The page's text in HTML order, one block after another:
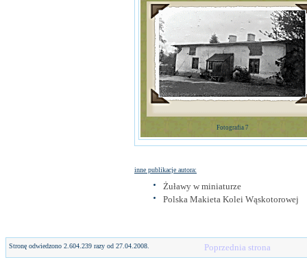
Fotografia 7
inne publikacje autora:
Żuławy w miniaturze
Polska Makieta Kolei Wąskotorowej
Stronę odwiedzono 2.604.239 razy od 27.04.2008. Poprzednia strona